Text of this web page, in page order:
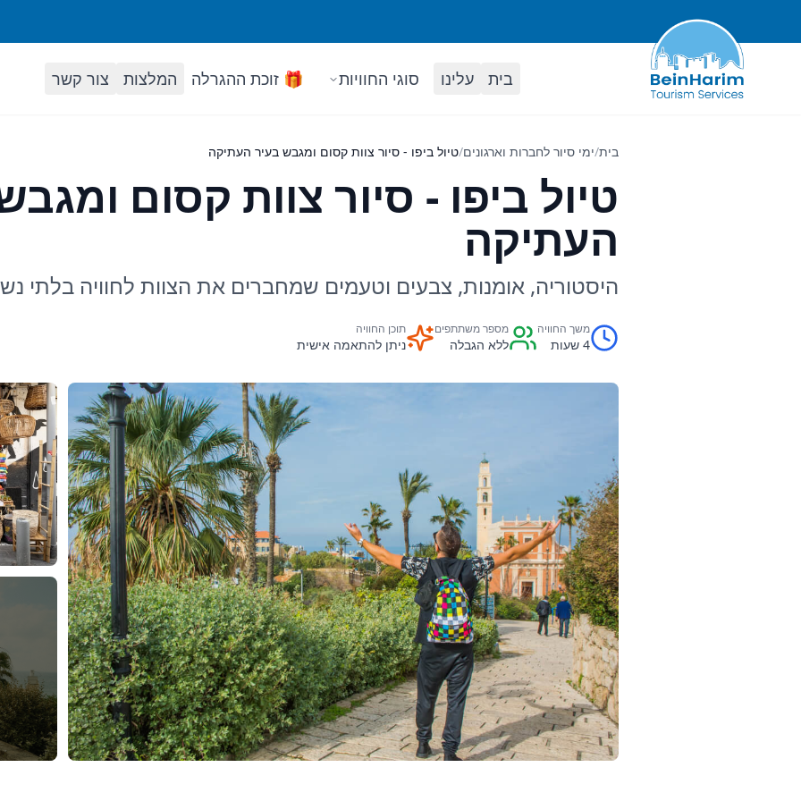
בית עלינו סוגי החוויות 🎁 זוכת ההגרלה המלצות צור קשר
בית/ימי סיור לחברות וארגונים/טיול ביפו - סיור צוות קסום ומגבש בעיר העתיקה
טיול ביפו - סיור צוות קסום
העתיקה
היסטוריה, אומנות, צבעים וטעמים שמחברים את הצוות לחוויה בלתי
משך החוויה
4 שעות
מספר משתתפים
ללא הגבלה
תוכן החוויה
ניתן להתאמה אישית